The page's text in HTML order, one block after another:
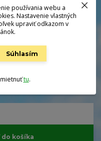
v krabičke.
dojem umocňujú tri
cmChrobáky po novom
krabičke z vlastnej
do 3...celý popis
do košíka
používania webu a
Nastavenie vlastných
upraviť odkazom v
Súhlasím
tu.